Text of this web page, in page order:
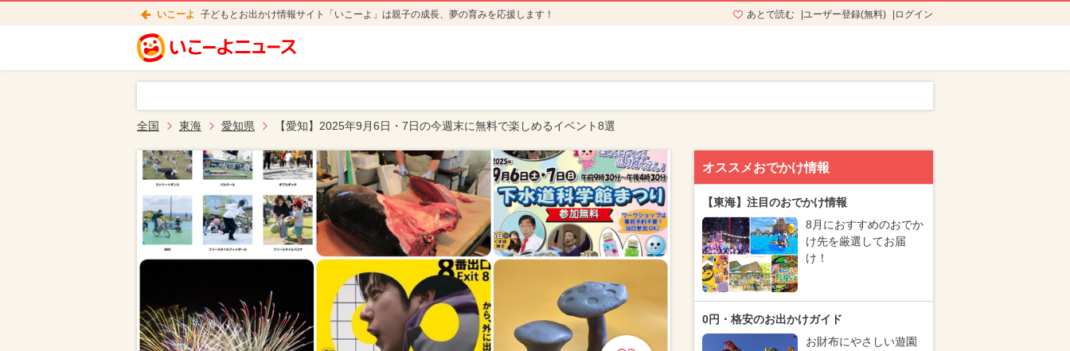
いこーよ 子どもとお出かけ情報サイト「いこーよ」は親子の成長、夢の育みを応援します！ あとで読む ユーザー登録(無料) ログイン
全国 東海 愛知県 【愛知】2025年9月6日・7日の今週末に無料で楽しめるイベント8選
オススメおでかけ情報
【東海】注目のおでかけ情報
8月におすすめのおでか
け先を厳選してお届
け！
0円・格安のお出かけガイド
お財布にやさしい遊園